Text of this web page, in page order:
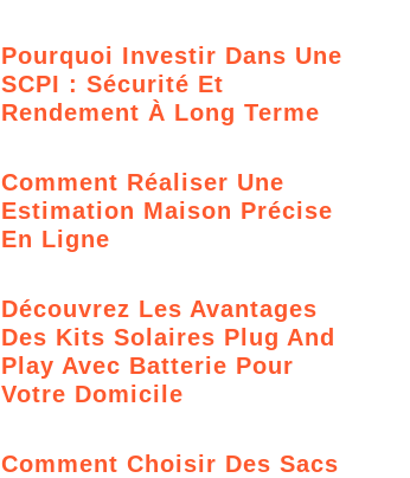
Pourquoi Investir Dans Une
SCPI : Sécurité Et
Rendement À Long Terme
Comment Réaliser Une
Estimation Maison Précise
En Ligne
Découvrez Les Avantages
Des Kits Solaires Plug And
Play Avec Batterie Pour
Votre Domicile
Comment Choisir Des Sacs